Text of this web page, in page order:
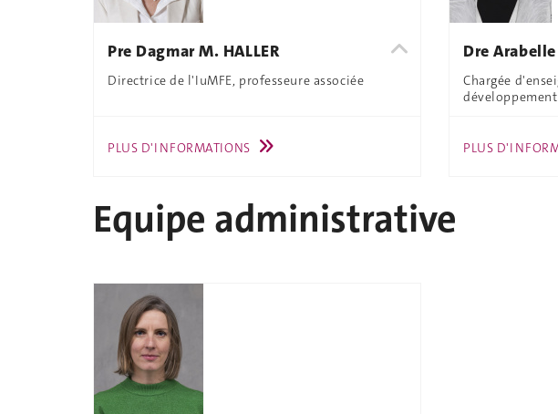
Pre Dagmar M. HALLER
Directrice de l'IuMFE, professeure associée
PLUS D'INFORMATIONS
Dre Arabelle
Chargée
PLUS
Equipe administrative